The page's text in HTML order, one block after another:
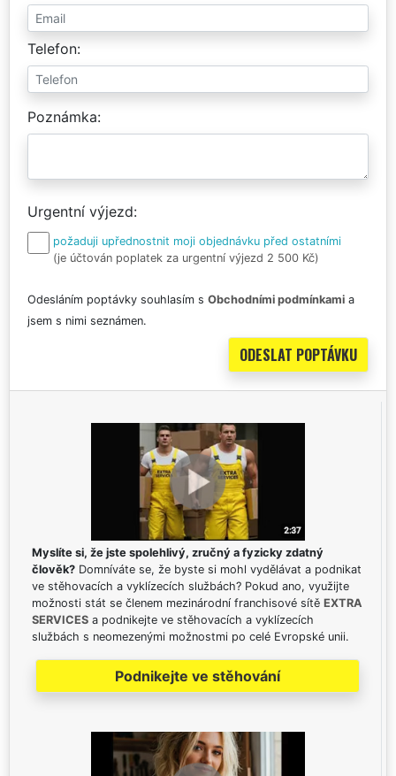
Telefon
Poznámka
Urgentní výjezd
požaduji upřednostnit moji objednávku před ostatními
(je účtován poplatek za urgentní výjezd 2 500 Kč)
Odesláním poptávky souhlasím s Obchodními podmínkami a
jsem s nimi seznámen.
Myslíte si, že jste spolehlivý, zručný a fyzicky zdatný
člověk? Domníváte se, že byste si mohl vydělávat a podnikat
ve stěhovacích a vyklízecích službách? Pokud ano, využijte
možnosti stát se členem mezinárodní franchisové sítě EXTRA
SERVICES a podnikejte ve stěhovacích a vyklízecích
službách s neomezenými možnostmi po celé Evropské unii.
Podnikejte ve stěhování